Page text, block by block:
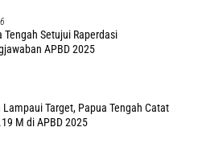
Tengah Setujui Raperdasi
APBD 2025
Target, Papua Tengah Catat
M di APBD 2025